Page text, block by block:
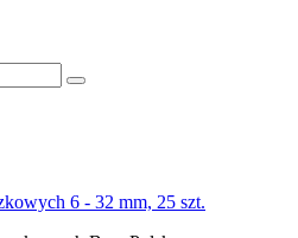
6 - 32 mm, 25 szt.